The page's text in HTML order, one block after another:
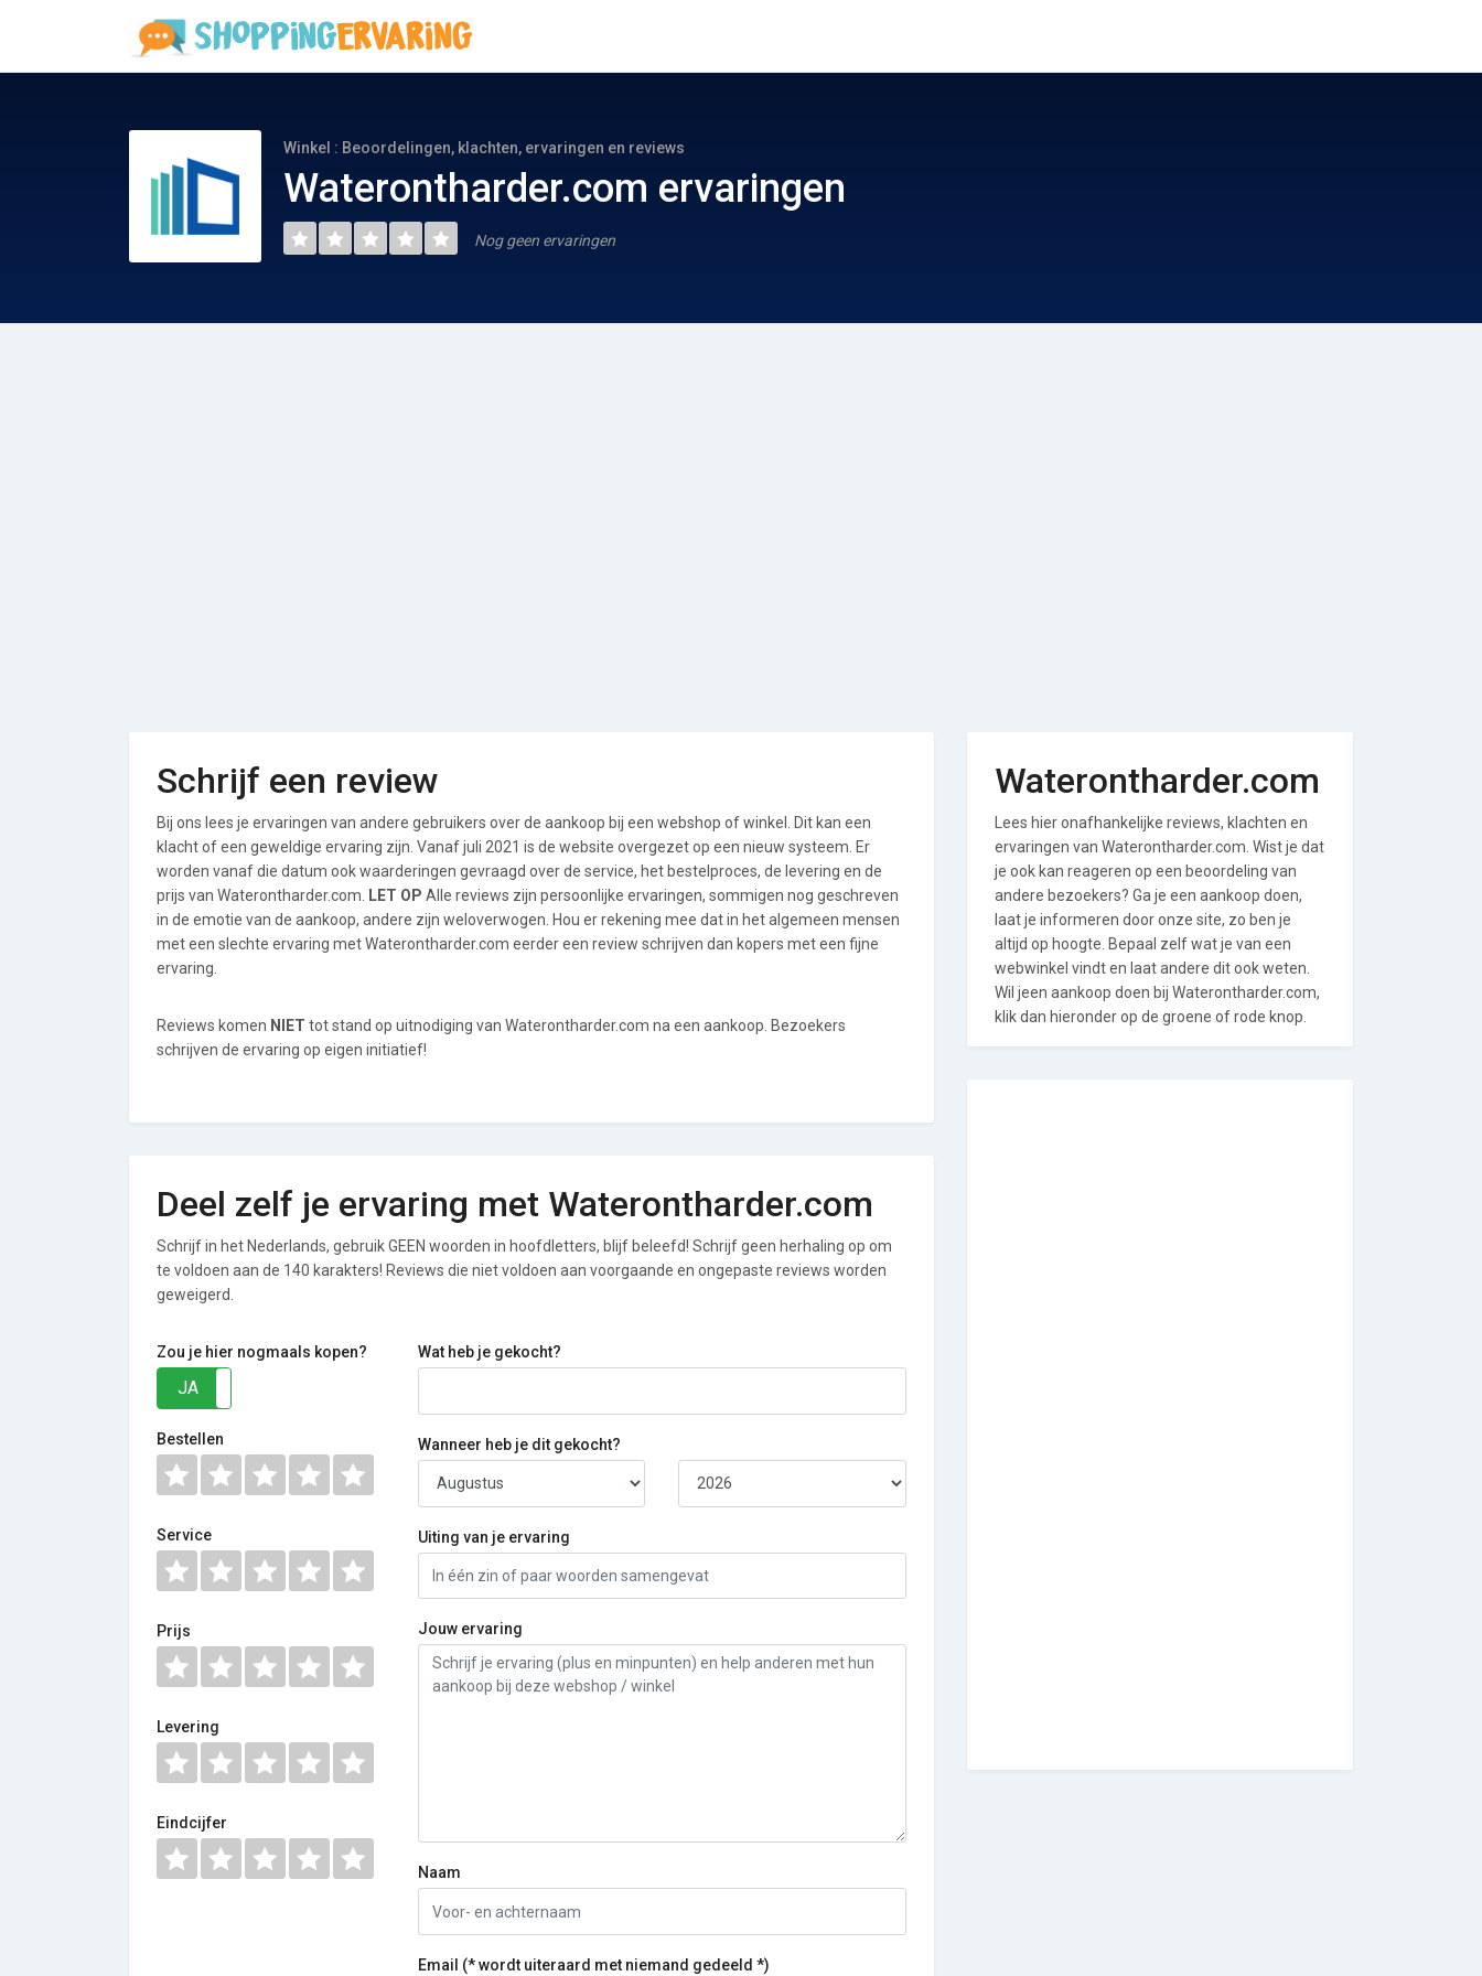
Winkel : Beoordelingen, klachten, ervaringen en reviews
Waterontharder.com ervaringen
Nog geen ervaringen
Schrijf een review
Bij ons lees je ervaringen van andere gebruikers over de aankoop bij een webshop of winkel. Dit kan een
klacht of een geweldige ervaring zijn. Vanaf juli 2021 is de website overgezet op een nieuw systeem. Er
worden vanaf die datum ook waarderingen gevraagd over de service, het bestelproces, de levering en de
prijs van Waterontharder.com.
LET OP Alle reviews zijn persoonlijke ervaringen, sommigen nog geschreven
in de emotie van de aankoop, andere zijn weloverwogen. Hou er rekening mee dat in het algemeen mensen
met een slechte ervaring met Waterontharder.com eerder een review schrijven dan kopers met een fijne
ervaring.
Reviews komen NIET tot stand op uitnodiging van Waterontharder.com na een aankoop. Bezoekers
schrijven de ervaring op eigen initiatief!
Deel zelf je ervaring met Waterontharder.com
Schrijf in het Nederlands, gebruik GEEN woorden in hoofdletters, blijf beleefd! Schrijf geen herhaling op om
te voldoen aan de 140 karakters! Reviews die niet voldoen aan voorgaande en ongepaste reviews worden
geweigerd.
Zou je hier nogmaals kopen?
JA
Bestellen
Service
Prijs
Levering
Eindcijfer
Wat heb je gekocht?
Wanneer heb je dit gekocht?
Uiting van je ervaring
Jouw ervaring
Naam
Email (* wordt uiteraard met niemand gedeeld *)
Waterontharder.com
Lees hier onafhankelijke reviews, klachten en
ervaringen van Waterontharder.com. Wist je dat
je ook kan reageren op een beoordeling van
andere bezoekers? Ga je een aankoop doen,
laat je informeren door onze site, zo ben je
altijd op hoogte. Bepaal zelf wat je van een
webwinkel vindt en laat andere dit ook weten.
Wil jeen aankoop doen bij Waterontharder.com,
klik dan hieronder op de groene of rode knop.